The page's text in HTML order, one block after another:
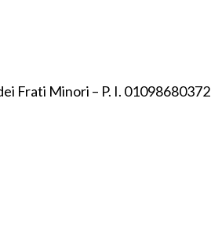
Frati Minori – P. I. 01098680372